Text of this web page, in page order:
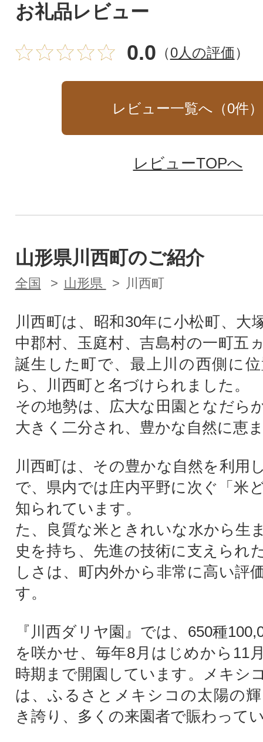
お礼品レビュー
0.0 （0人の評価）
レビュー一覧へ（0件）
レビューTOPへ
山形県川西町のご紹介
全国 山形県 川西町
川西町は、昭和30年に小松町、大
中郡村、玉庭村、吉島村の一町五
誕生した町で、最上川の西側に
ら、川西町と名づけられました。
その地勢は、広大な田園となだら
大きく二分され、豊かな自然に恵
川西町は、その豊かな自然を利用
で、県内では庄内平野に次ぐ「米
知られています。
た、良質な米ときれいな水から生
史を持ち、先進の技術に支えられ
しさは、町内外から非常に高い評
す。
『川西ダリヤ園』では、650種
を咲かせ、毎年8月はじめから11
時期まで開園しています。メキシ
は、ふるさとメキシコの太陽の
き誇り、多くの来園者で賑わって